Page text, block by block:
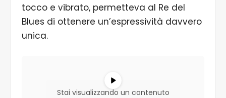
tocco e vibrato, permetteva al Re del
Blues di ottenere un’espressività davvero
unica.
Stai visualizzando un contenuto